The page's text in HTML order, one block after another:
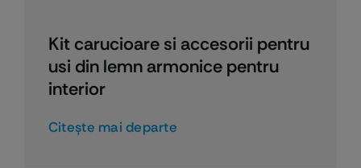
Kit carucioare si accesorii pentru
usi din lemn armonice pentru
interior
Citeşte mai departe